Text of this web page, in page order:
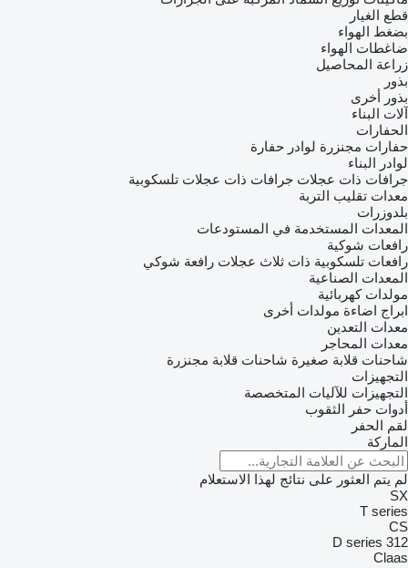
قطع الغيار
بضغط الهواء
ضاغطات الهواء
زراعة المحاصيل
بذور
بذور أخرى
آلات البناء
الحفارات
حفارات مجنزرة لوادر حفارة
لوادر البناء
جرافات ذات عجلات جرافات ذات عجلات تلسكوبية
معدات تقليب التربة
بلدوزرات
المعدات المستخدمة في المستودعات
رافعات شوكية
رافعات تلسكوبية ذات ثلاث عجلات رافعة شوكي
المعدات الصناعية
مولدات كهربائية
ابراج اضاءة مولدات أخرى
معدات التعدين
معدات المحاجر
شاحنات قلابة صغيرة شاحنات قلابة مجنزرة
التجهيزات
التجهيزات للآليات المتخصصة
أدوات حفر الثقوب
لقم الحفر
الماركة
لم يتم العثور على نتائج لهذا الاستعلام
SX
T series
CS
312
D series
Claas